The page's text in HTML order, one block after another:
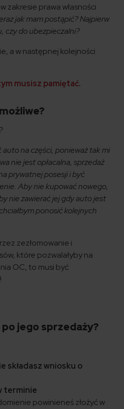
zakresie prawa własności
jak mam postąpić? Najpierw
czy do ubezpieczalni?
a w następnej kolejności
musisz pamiętać.
na części, ponieważ tak mi
nie jest opłacalna, sprzedaż
prywatnej posesji i być
Aby nie kupować nowego,
nie zawierać jej gdy auto jest
ponosić kolejnych
zezłomowanie i
które pozwalałyby na
OC, to musi być
jego sprzedaży?
składasz wniosku o
terminie
powinieneś złożyć w